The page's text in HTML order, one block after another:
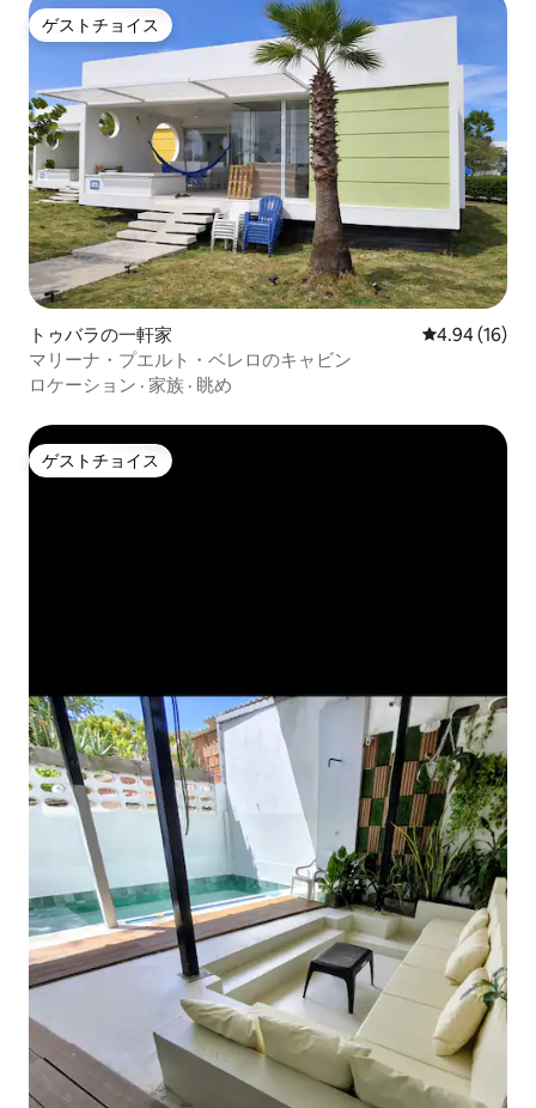
ゲストチョイス
ゲストチョイス
トゥバラの一軒家 レビュー16
4.94 (16)
マリーナ・プエルト・ベレロのキャビン
ロケーション · 家族 · 眺め
ゲストチョイス
ゲストチョイス